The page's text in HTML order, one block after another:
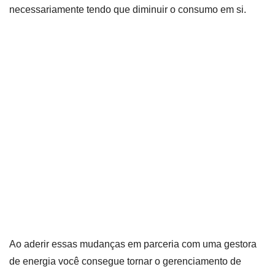
necessariamente tendo que diminuir o consumo em si.
Ao aderir essas mudanças em parceria com uma gestora
de energia você consegue tornar o gerenciamento de